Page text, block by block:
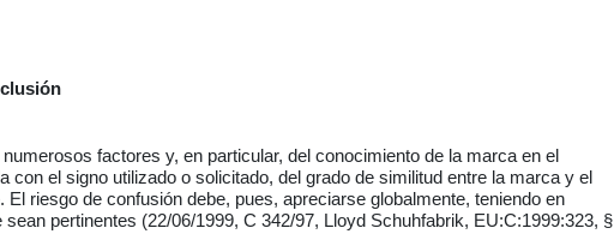
factores y, en particular, del conocimiento de la marca en el
el signo utilizado o solicitado, del grado de similitud entre la marca y el
riesgo de confusión debe, pues, apreciarse globalmente, teniendo en
pertinentes (22/06/1999, C 342/97, Lloyd Schuhfabrik, EU:C:1999:323, §